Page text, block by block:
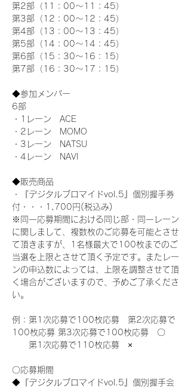
第2部（11：00～11：45）
第3部（12：00～12：45）
第4部（13：00～13：45）
第5部（14：00～14：45）
第6部（15：30～16：15）
第7部（16：30～17：15）
◆参加メンバー
6部
・1レーン　ACE
・2レーン　MOMO
・3レーン　NATSU
・4レーン　NAVI
◆販売商品
・『デジタルブロマイドvol.5』個別握手券
付・・・1,700円(税込み)
※同一応募期間における同じ部・同一レーン
に関しまして、複数枚のご応募を可能とさせ
て頂きますが、1名様最大で100枚までのご
当選を上限とさせて頂く予定です。またレー
ンの申込数によっては、上限を調整させて頂
く場合がございますので、予めご了承くださ
い。
例：第1次応募で100枚応募　第2次応募で
100枚応募 第3次応募で100枚応募　〇
第1次応募で110枚応募　×
〇応募期間
◆『デジタルブロマイドvol.5』個別握手会